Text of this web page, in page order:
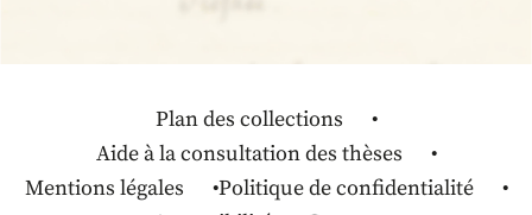
Plan des collections
Aide à la consultation des thèses
Mentions légales
Politique de confidentialité